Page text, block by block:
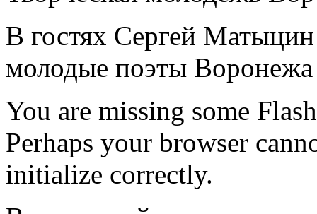
В гостях Сергей
молодые поэты Воронежа
You are missing some
Perhaps your browser
initialize correctly.